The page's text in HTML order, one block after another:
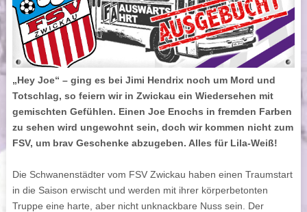
„Hey Joe“ – ging es bei Jimi Hendrix noch um Mord und
Totschlag, so feiern wir in Zwickau ein Wiedersehen mit
gemischten Gefühlen. Einen Joe Enochs in fremden Farben
zu sehen wird ungewohnt sein, doch wir kommen nicht zum
FSV, um brav Geschenke abzugeben. Alles für Lila-Weiß!
Die Schwanenstädter vom FSV Zwickau haben einen Traumstart
in die Saison erwischt und werden mit ihrer körperbetonten
Truppe eine harte, aber nicht unknackbare Nuss sein. Der